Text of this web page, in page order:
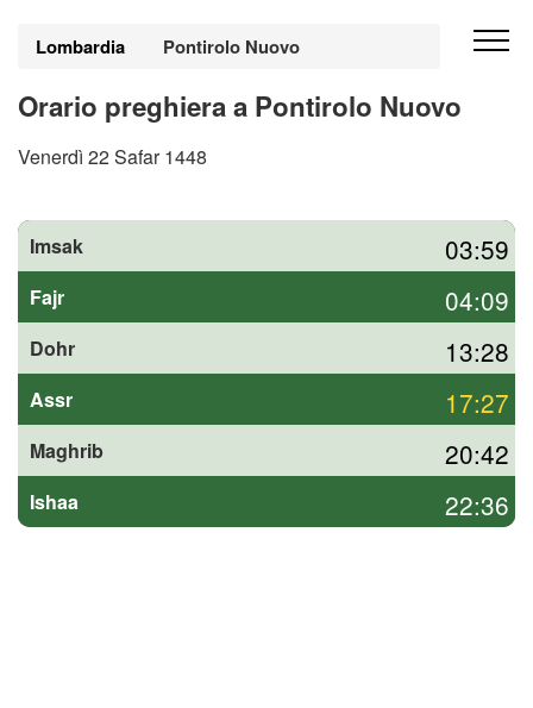
Lombardia Pontirolo Nuovo
Orario preghiera a Pontirolo Nuovo
Venerdì 22 Safar 1448
Imsak 03:59
Fajr 04:09
Dohr 13:28
Assr 17:27
Maghrib 20:42
Ishaa 22:36